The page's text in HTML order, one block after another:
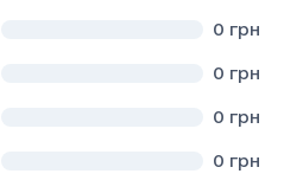
0 грн
0 грн
0 грн
0 грн